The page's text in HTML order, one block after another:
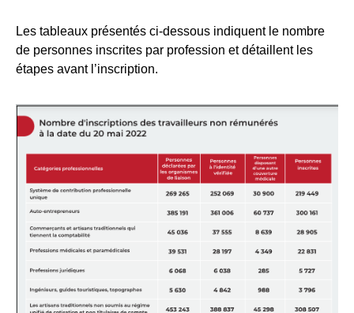
Les tableaux présentés ci-dessous indiquent le nombre
de personnes inscrites par profession et détaillent les
étapes avant l’inscription.